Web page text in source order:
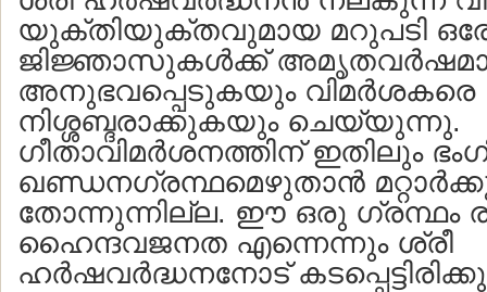
യുക്തിയുക്തവുമായ മറുപടി
ജിജ്ഞാസുകള്‍ക്ക്
അനുഭവപ്പെടുകയും വിമര്‍ശകരെ
നിശ്ശബ്ദരാക്കുകയും ചെയ്യുന്നു.
ഗീതാവിമര്‍ശനത്തിന് ഇതിലും
ഖണ്ഡനഗ്രന്ഥമെഴുതാന്‍
തോന്നുന്നില്ല. ഈ ഒരു ഗ്രന്ഥം
ഹൈന്ദവജനത എന്നെന്നും ശ്രീ
ഹര്‍ഷവര്‍ദ്ധനനോട്